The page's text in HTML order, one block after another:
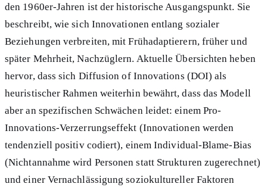
den 1960er-Jahren ist der historische Ausgangspunkt. Sie
beschreibt, wie sich Innovationen entlang sozialer
Beziehungen verbreiten, mit Frühadaptierern, früher und
später Mehrheit, Nachzüglern. Aktuelle Übersichten heben
hervor, dass sich Diffusion of Innovations (DOI) als
heuristischer Rahmen weiterhin bewährt, dass das Modell
aber an spezifischen Schwächen leidet: einem Pro-
Innovations-Verzerrungseffekt (Innovationen werden
tendenziell positiv codiert), einem Individual-Blame-Bias
(Nichtannahme wird Personen statt Strukturen zugerechnet)
und einer Vernachlässigung soziokultureller Faktoren